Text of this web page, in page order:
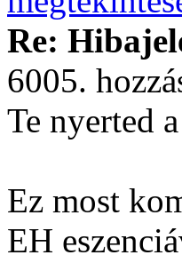
Re:
6005.
Te nyerted
Ez most
EH